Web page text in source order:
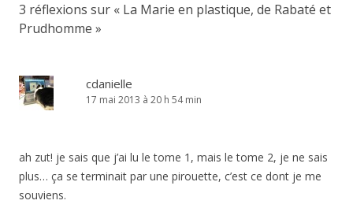
3 réflexions sur « La Marie en plastique, de Rabaté et
Prudhomme »
cdanielle
17 mai 2013 à 20 h 54 min
ah zut! je sais que j’ai lu le tome 1, mais le tome 2, je ne sais
plus… ça se terminait par une pirouette, c’est ce dont je me
souviens.